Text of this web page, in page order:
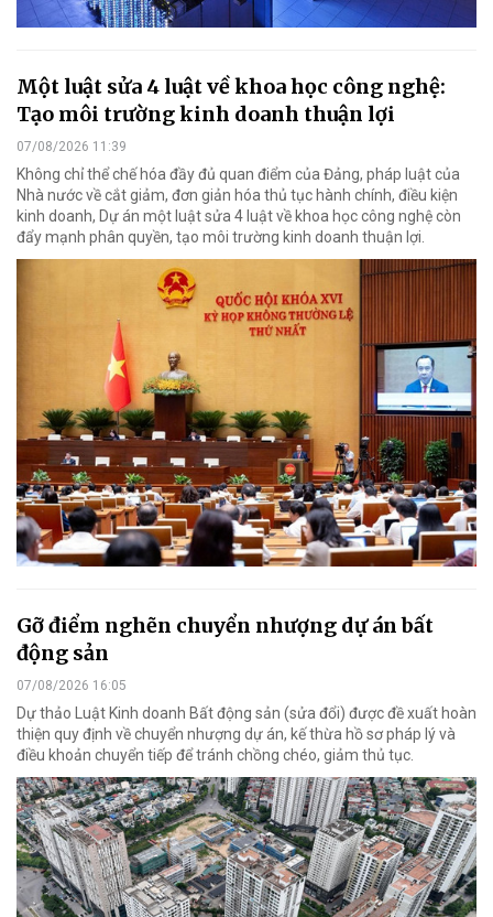
Một luật sửa 4 luật về khoa học công nghệ:
Tạo môi trường kinh doanh thuận lợi
07/08/2026 11:39
Không chỉ thể chế hóa đầy đủ quan điểm của Đảng, pháp luật của
Nhà nước về cắt giảm, đơn giản hóa thủ tục hành chính, điều kiện
kinh doanh, Dự án một luật sửa 4 luật về khoa học công nghệ còn
đẩy mạnh phân quyền, tạo môi trường kinh doanh thuận lợi.
Gỡ điểm nghẽn chuyển nhượng dự án bất
động sản
07/08/2026 16:05
Dự thảo Luật Kinh doanh Bất động sản (sửa đổi) được đề xuất hoàn
thiện quy định về chuyển nhượng dự án, kế thừa hồ sơ pháp lý và
điều khoản chuyển tiếp để tránh chồng chéo, giảm thủ tục.